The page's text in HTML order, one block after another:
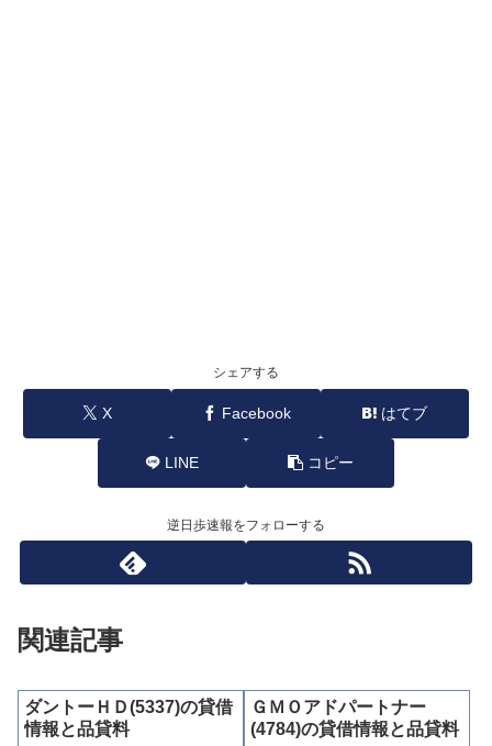
シェアする
X Facebook はてブ
LINE コピー
逆日歩速報をフォローする
関連記事
ダントーＨＤ(5337)の貸借
情報と品貸料
ＧＭＯアドパートナー
(4784)の貸借情報と品貸料